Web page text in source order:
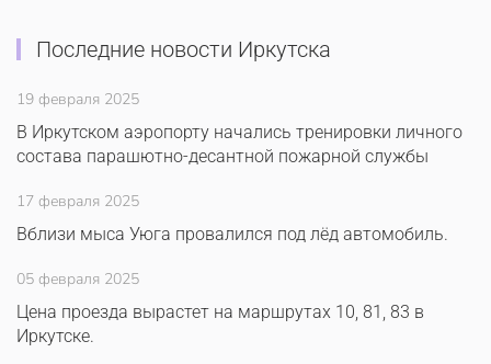
Последние новости Иркутска
19 февраля 2025
В Иркутском аэропорту начались тренировки личного
состава парашютно-десантной пожарной службы
17 февраля 2025
Вблизи мыса Уюга провалился под лёд автомобиль.
05 февраля 2025
Цена проезда вырастет на маршрутах 10, 81, 83 в
Иркутске.